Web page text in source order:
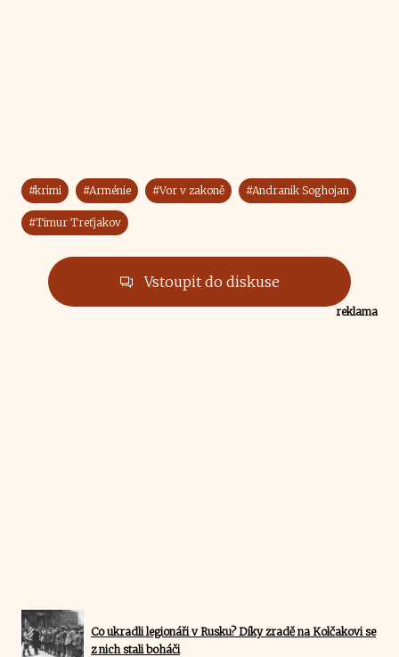
#krimi #Arménie #Vor v zakoně #Andranik Soghojan
#Timur Treťjakov
Vstoupit do diskuse
reklama
Co ukradli legionáři v Rusku? Díky zradě na Kolčakovi se
z nich stali boháči